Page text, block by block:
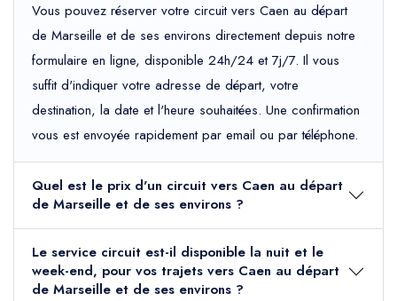
Vous pouvez réserver votre circuit vers Caen au départ
de Marseille et de ses environs directement depuis notre
formulaire en ligne, disponible 24h/24 et 7j/7. Il vous
suffit d'indiquer votre adresse de départ, votre
destination, la date et l'heure souhaitées. Une confirmation
vous est envoyée rapidement par email ou par téléphone.
Quel est le prix d'un circuit vers Caen au départ
de Marseille et de ses environs ?
Le service circuit est-il disponible la nuit et le
week-end, pour vos trajets vers Caen au départ
de Marseille et de ses environs ?